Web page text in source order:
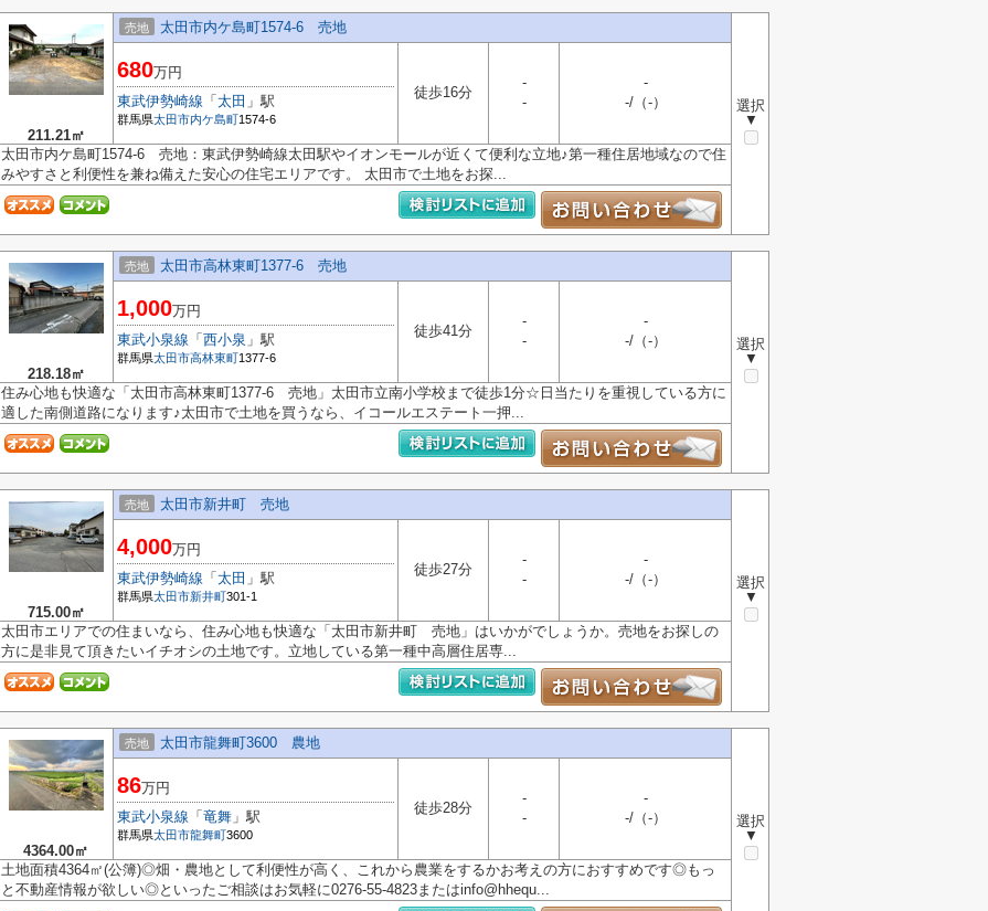
211.21㎡
売地 太田市内ケ島町1574-6 売地
選択
▼
680万円
東武伊勢崎線 「 太田 」駅
群馬県太田市内ケ島町1574-6
徒歩16分
-
-
-
-/（-）
太田市内ケ島町1574-6 売地：東武伊勢崎線太田駅やイオンモールが近くて便利な立地♪第一種住居地域なので住
みやすさと利便性を兼ね備えた安心の住宅エリアです。 太田市で土地をお探...
218.18㎡
売地 太田市高林東町1377-6 売地
選択
▼
1,000万円
東武小泉線 「 西小泉 」駅
群馬県太田市高林東町1377-6
徒歩41分
-
-
-
-/（-）
住み心地も快適な「太田市高林東町1377-6 売地」太田市立南小学校まで徒歩1分☆日当たりを重視している方に
適した南側道路になります♪太田市で土地を買うなら、イコールエステート一押...
715.00㎡
売地 太田市新井町 売地
選択
▼
4,000万円
東武伊勢崎線 「 太田 」駅
群馬県太田市新井町301-1
徒歩27分
-
-
-
-/（-）
太田市エリアでの住まいなら、住み心地も快適な「太田市新井町 売地」はいかがでしょうか。売地をお探しの
方に是非見て頂きたいイチオシの土地です。立地している第一種中高層住居専...
4364.00㎡
売地 太田市龍舞町3600 農地
選択
▼
86万円
東武小泉線 「 竜舞 」駅
群馬県太田市龍舞町3600
徒歩28分
-
-
-
-/（-）
土地面積4364㎡(公簿)◎畑・農地として利便性が高く、これから農業をするかお考えの方におすすめです◎もっ
と不動産情報が欲しい◎といったご相談はお気軽に0276-55-4823またはinfo@hhequ...